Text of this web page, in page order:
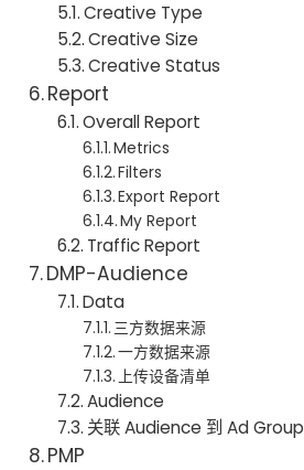
Creative Type
Creative Size
Creative Status
Report
Overall Report
Metrics
Filters
Export Report
My Report
Traffic Report
DMP-Audience
Data
三方数据来源
一方数据来源
上传设备清单
Audience
关联 Audience 到 Ad Group
PMP